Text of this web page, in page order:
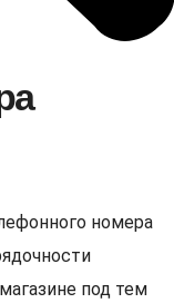
номера
под тем